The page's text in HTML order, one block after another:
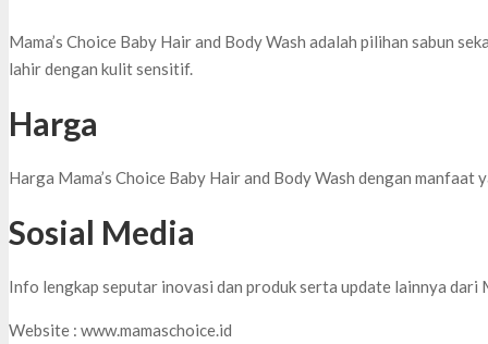
Mama’s Choice Baby Hair and Body Wash adalah pilihan sabun
lahir dengan kulit sensitif.
Harga
Harga Mama’s Choice Baby Hair and Body Wash dengan
Sosial Media
Info lengkap seputar inovasi dan produk serta update lainnya dari
Website : www.mamaschoice.id